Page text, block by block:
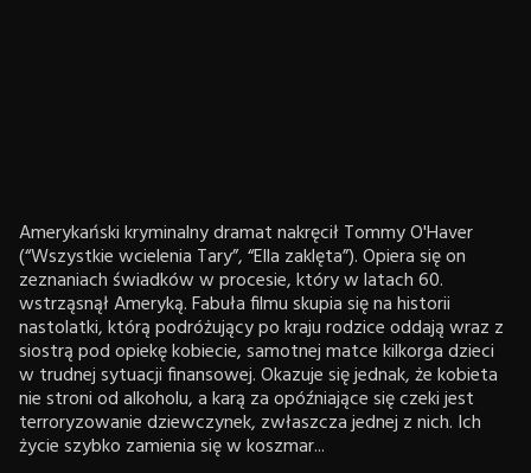
Amerykański kryminalny dramat nakręcił Tommy O'Haver
(“Wszystkie wcielenia Tary”, “Ella zaklęta”). Opiera się on
zeznaniach świadków w procesie, który w latach 60.
wstrząsnął Ameryką. Fabuła filmu skupia się na historii
nastolatki, którą podróżujący po kraju rodzice oddają wraz z
siostrą pod opiekę kobiecie, samotnej matce kilkorga dzieci
w trudnej sytuacji finansowej. Okazuje się jednak, że kobieta
nie stroni od alkoholu, a karą za opóźniające się czeki jest
terroryzowanie dziewczynek, zwłaszcza jednej z nich. Ich
życie szybko zamienia się w koszmar...